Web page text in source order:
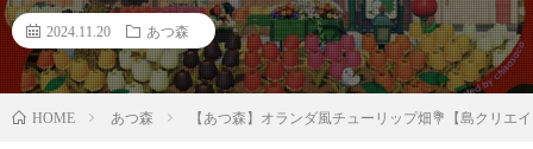
2024.11.20 あつ森
HOME あつ森 【あつ森】オランダ風チューリップ畑💐【島クリエ